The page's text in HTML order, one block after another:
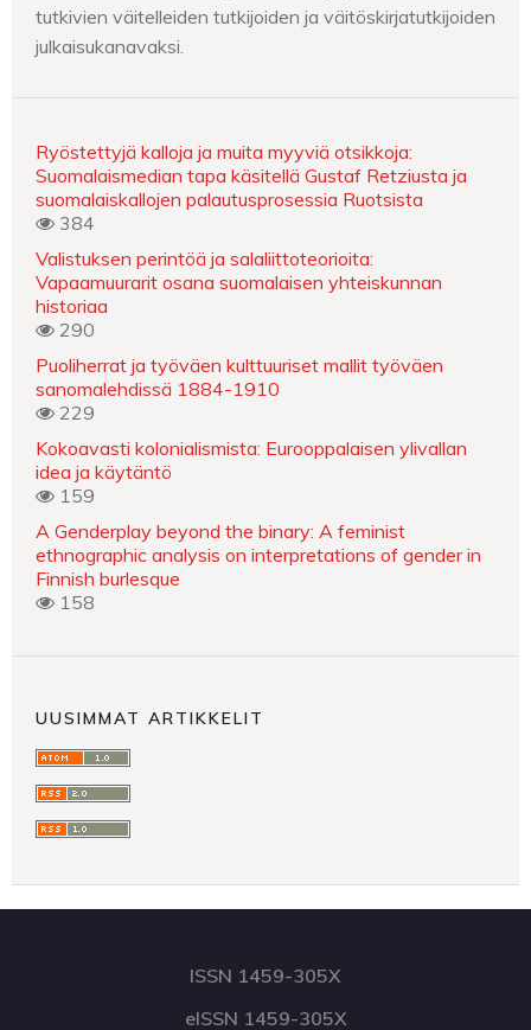
tutkivien väitelleiden tutkijoiden ja väitöskirjatutkijoiden
julkaisukanavaksi.
Ryöstettyjä kalloja ja muita myyviä otsikkoja:
Suomalaismedian tapa käsitellä Gustaf Retziusta ja
suomalaiskallojen palautusprosessia Ruotsista
384
Valistuksen perintöä ja salaliittoteorioita:
Vapaamuurarit osana suomalaisen yhteiskunnan
historiaa
290
Puoliherrat ja työväen kulttuuriset mallit työväen
sanomalehdissä 1884-1910
229
Kokoavasti kolonialismista: Eurooppalaisen ylivallan
idea ja käytäntö
159
A Genderplay beyond the binary: A feminist
ethnographic analysis on interpretations of gender in
Finnish burlesque
158
UUSIMMAT ARTIKKELIT
ISSN 1459-305X
eISSN 1459-305X